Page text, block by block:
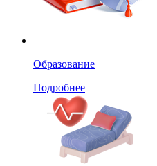
Образование
Подробнее